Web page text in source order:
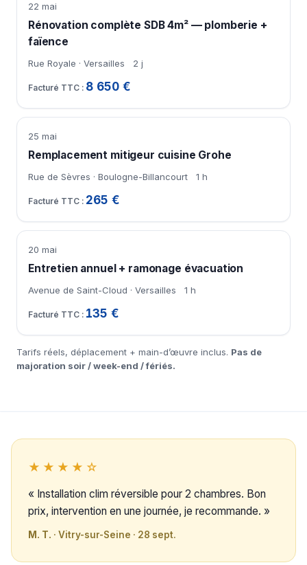
22 mai
Rénovation complète SDB 4m² — plomberie +
faïence
Rue Royale · Versailles 2 j
8 650 €
25 mai
Remplacement mitigeur cuisine Grohe
Rue de Sèvres · Boulogne-Billancourt 1 h
265 €
20 mai
Entretien annuel + ramonage évacuation
Avenue de Saint-Cloud · Versailles 1 h
135 €
Tarifs réels, déplacement + main-d’œuvre inclus. Pas de
majoration soir / week-end / fériés.
★★★★☆
« Installation clim réversible pour 2 chambres. Bon
prix, intervention en une journée, je recommande. »
M. T. · Vitry-sur-Seine · 28 sept.